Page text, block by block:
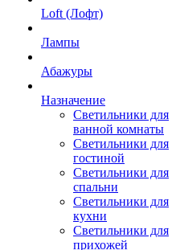
Loft (Лофт)
Лампы
Абажуры
Назначение
Светильники для
ванной комнаты
Светильники для
гостиной
Светильники для
спальни
Светильники для
кухни
Светильники для
прихожей